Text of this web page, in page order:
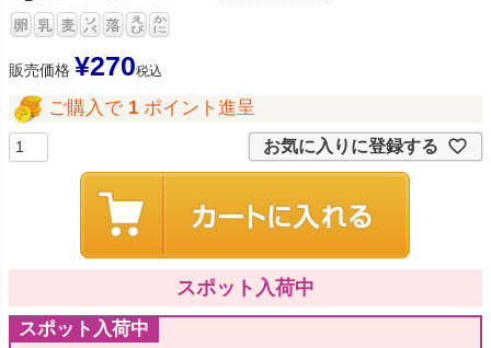
販売価格 ¥270税込
ご購入で 1 ポイント進呈
お気に入りに登録する
スポット入荷中
スポット入荷中